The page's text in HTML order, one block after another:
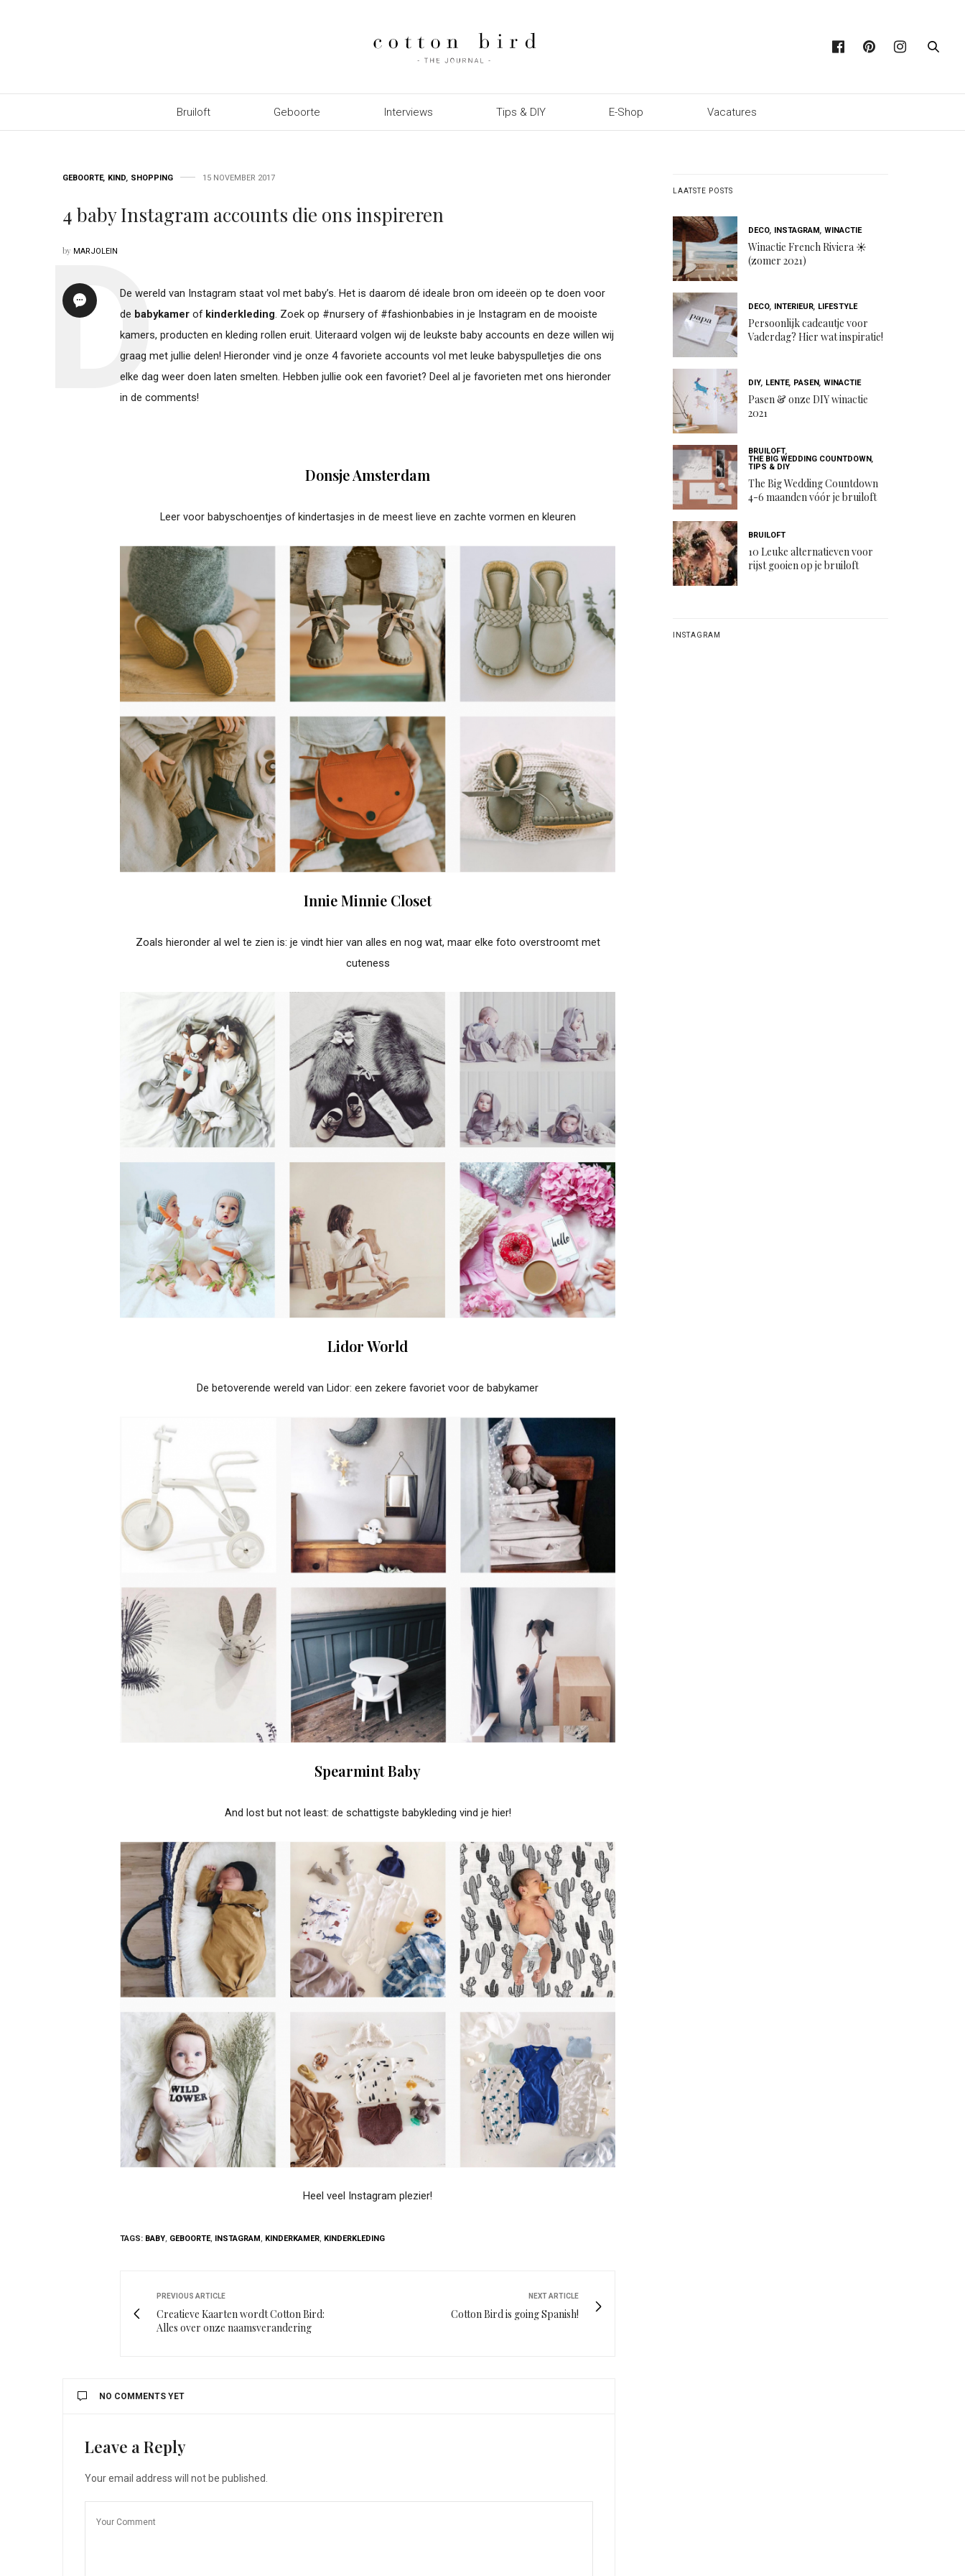
Bruiloft Geboorte Interviews Tips & DIY E-Shop Vacatures
GEBOORTE, KIND, SHOPPING 15 NOVEMBER 2017
4 baby Instagram accounts die ons inspireren
by MARJOLEIN
De wereld van Instagram staat vol met baby’s. Het is daarom dé ideale bron om ideeën op te doen voor
de babykamer of kinderkleding. Zoek op #nursery of #fashionbabies in je Instagram en de mooiste
kamers, producten en kleding rollen eruit. Uiteraard volgen wij de leukste baby accounts en deze willen wij
graag met jullie delen! Hieronder vind je onze 4 favoriete accounts vol met leuke babyspulletjes die ons
elke dag weer doen laten smelten. Hebben jullie ook een favoriet? Deel al je favorieten met ons hieronder
in de comments!
Donsje Amsterdam
Leer voor babyschoentjes of kindertasjes in de meest lieve en zachte vormen en kleuren
Innie Minnie Closet
Zoals hieronder al wel te zien is: je vindt hier van alles en nog wat, maar elke foto overstroomt met
cuteness
Lidor World
De betoverende wereld van Lidor: een zekere favoriet voor de babykamer
Spearmint Baby
And lost but not least: de schattigste babykleding vind je hier!
Heel veel Instagram plezier!
TAGS: BABY, GEBOORTE, INSTAGRAM, KINDERKAMER, KINDERKLEDING
PREVIOUS ARTICLE
Creatieve Kaarten wordt Cotton Bird:
Alles over onze naamsverandering
NEXT ARTICLE
Cotton Bird is going Spanish!
NO COMMENTS YET
Leave a Reply
Your email address will not be published.
LAATSTE POSTS
DECO, INSTAGRAM, WINACTIE
Winactie French Riviera ☀️
(zomer 2021)
DECO, INTERIEUR, LIFESTYLE
Persoonlijk cadeautje voor
Vaderdag? Hier wat inspiratie!
DIY, LENTE, PASEN, WINACTIE
Pasen & onze DIY winactie
2021
BRUILOFT,
THE BIG WEDDING COUNTDOWN,
TIPS & DIY
The Big Wedding Countdown
4-6 maanden vóór je bruiloft
BRUILOFT
10 Leuke alternatieven voor
rijst gooien op je bruiloft
INSTAGRAM